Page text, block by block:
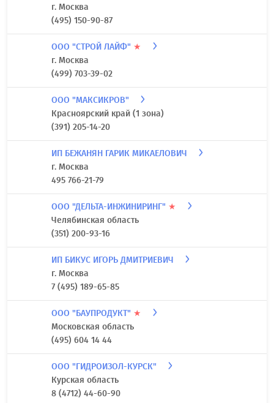
г. Москва
(495) 150-90-87
ООО "СТРОЙ ЛАЙФ" ★
г. Москва
(499) 703-39-02
ООО "МАКСИКРОВ"
Красноярский край (1 зона)
(391) 205-14-20
ИП БЕЖАНЯН ГАРИК МИКАЕЛОВИЧ
г. Москва
495 766-21-79
ООО "ДЕЛЬТА-ИНЖИНИРИНГ" ★
Челябинская область
(351) 200-93-16
ИП БИКУС ИГОРЬ ДМИТРИЕВИЧ
г. Москва
7 (495) 189-65-85
ООО "БАУПРОДУКТ" ★
Московская область
(495) 604 14 44
ООО "ГИДРОИЗОЛ-КУРСК"
Курская область
8 (4712) 44-60-90